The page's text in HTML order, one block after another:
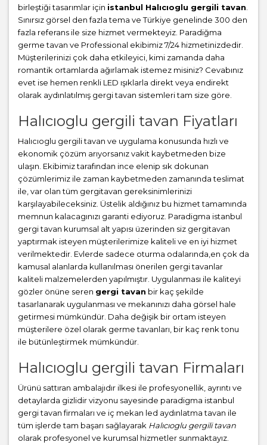
birleştiği tasarımlar için istanbul Halıcıoglu gergili tavan
Sınırsız görsel den fazla tema ve Türkiye genelinde 300 den
fazla referans ile size hizmet vermekteyiz. Paradiğma
germe tavan ve Professional ekibimiz 7/24 hizmetinizdedir.
Müşterilerinizi çok daha etkileyici, kimi zamanda daha
romantik ortamlarda ağırlamak istemez misiniz? Cevabınız
evet ise hemen renkli LED ışıklarla direkt veya endirekt
olarak aydınlatılmış gergi tavan sistemleri tam size göre.
Halıcıoglu gergili tavan Fiyatları
Halıcıoglu gergili tavan ve uygulama konusunda hızlı ve
ekonomik çözüm arıyorsanız vakit kaybetmeden bize
ulaşın. Ekibimiz tarafından ince elenip sık dokunan
çözümlerimiz ile zaman kaybetmeden zamanında teslimat
ile, var olan tüm gergitavan gereksinimlerinizi
karşılayabileceksiniz. Üstelik aldığınız bu hizmet tamamında
memnun kalacagınızı garanti ediyoruz. Paradigma istanbul
gergi tavan kurumsal alt yapısı üzerinden siz gergitavan
yaptırmak isteyen müşterilerimize kaliteli ve en iyi hizmet
verilmektedir. Evlerde sadece oturma odalarında,en çok da
kamusal alanlarda kullanılması önerilen gergi tavanlar
kaliteli malzemelerden yapılmıştır. Uygulanması ile kaliteyi
gözler önüne seren gergi tavan bir kaç şekilde
tasarlanarak uygulanması ve mekanınızı daha görsel hale
getirmesi mümkündür. Daha değişik bir ortam isteyen
müşterilere özel olarak germe tavanları, bir kaç renk tonu
ile bütünleştirmek mümkündür.
Halıcıoglu gergili tavan Firmaları
Ürünü sattıran ambalajıdır ilkesi ile profesyonellik, ayrıntı ve
detaylarda gizlidir vizyonu sayesinde paradigma istanbul
gergi tavan firmaları ve iç mekan led aydınlatma tavan ile
tüm işlerde tam başarı sağlayarak Halıcıoglu gergili tavan
olarak profesyonel ve kurumsal hizmetler sunmaktayız.